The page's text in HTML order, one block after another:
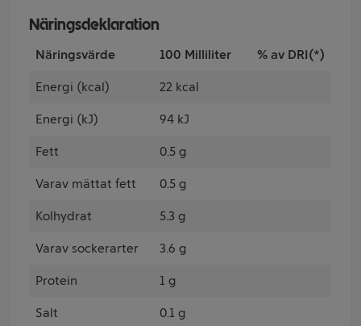
Näringsdeklaration
Näringsvärde 100 Milliliter % av DRI(*)
Energi (kcal) 22 kcal
Energi (kJ) 94 kJ
Fett 0.5 g
Varav mättat fett 0.5 g
Kolhydrat 5.3 g
Varav sockerarter 3.6 g
Protein 1 g
Salt 0.1 g